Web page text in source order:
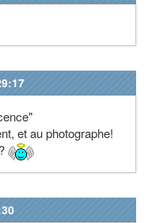
et au photographe!